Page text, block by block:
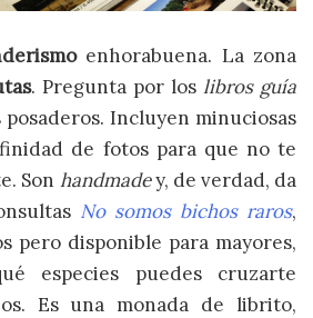
enhorabuena. La zona
. Pregunta por los libros guía
Incluyen minuciosas
de fotos para que no te
Son handmadey, de verdad, da
No somos bichos raros,
pero disponible para mayores,
especies puedes cruzarte
Es una monada de librito,